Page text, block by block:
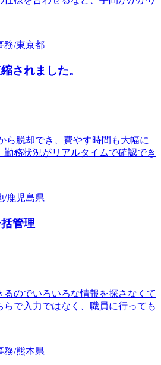
務/東京都
されました。
ら脱却でき、費やす時間も大幅に
務状況がリアルタイムで確認でき
/鹿児島県
管理
のでいろいろな情報を探さなくて
らで入力ではなく、職員に行っても
務/熊本県